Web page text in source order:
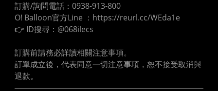
訂購/詢問電話：0938-913-800
O! Balloon官方Line ：https://reurl.cc/WEda1e
👉 ID搜尋：@068ilecs
訂購前請務必詳讀相關注意事項。
訂單成立後，代表同意一切注意事項，恕不接受取消與
退款。